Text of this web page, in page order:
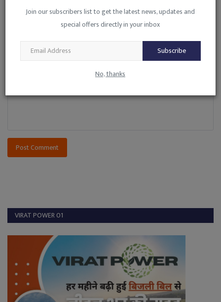
Join our subscribers list to get the latest news, updates and
special offers directly in your inbox
Subscribe
No, thanks
Post Comment
VIRAT POWER 01